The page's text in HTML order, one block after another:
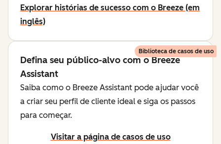
Explorar histórias de sucesso com o Breeze (em
inglês)
Biblioteca de casos de uso
Defina seu público-alvo com o Breeze
Assistant
Saiba como o Breeze Assistant pode ajudar você
a criar seu perfil de cliente ideal e siga os passos
para começar.
Visitar a página de casos de uso